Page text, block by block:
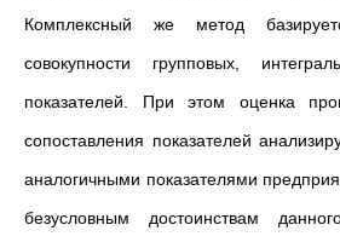
Комплексный же метод
совокупности групповых,
показателей. При этом оценка
сопоставления показателей
аналогичными показателями
безусловным достоинствам